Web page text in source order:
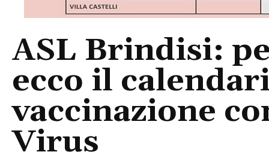
ASL Brindisi:
ecco il
vaccinazione
Virus